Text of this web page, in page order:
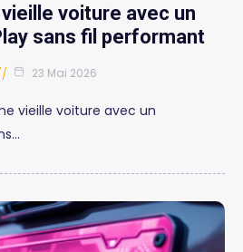
voiture avec un
sans fil performant
23 Mai 2026
vieille voiture avec un